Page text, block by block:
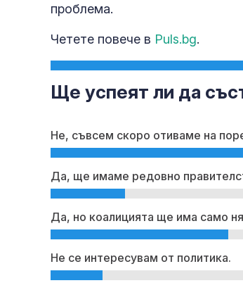
проблема.
Четете повече в Puls.bg.
Ще успеят ли да
Не, съвсем скоро отиваме на
Да, ще имаме редовно
Да, но коалицията ще има само
Не се интересувам от политика.